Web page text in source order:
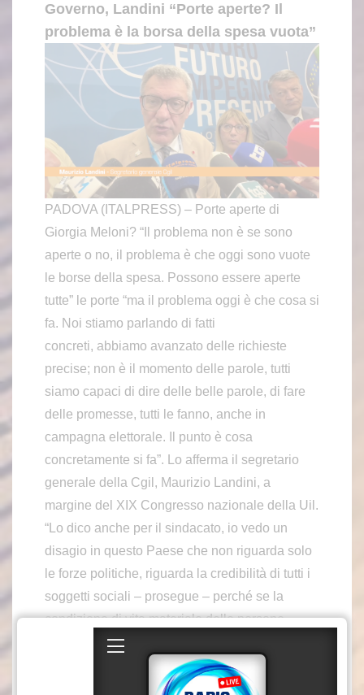
Governo, Landini “Porte aperte? Il
problema è la borsa della spesa vuota”
PADOVA (ITALPRESS) – Porte aperte di
Giorgia Meloni? “Il problema non è se sono
aperte o no, il problema è che oggi sono vuote
le borse della spesa. Possono essere aperte
tutte” le porte “ma il problema oggi è che cosa si
fa. Noi stiamo parlando di fatti
concreti, abbiamo avanzato delle richieste
precise; non è il momento delle parole, tutti
siamo capaci di dire delle belle parole, di fare
delle promesse, tutti le fanno, anche in
campagna elettorale. Il punto è cosa
concretamente si fa”. Lo afferma il segretario
generale della Cgil, Maurizio Landini, a
margine del XIX Congresso nazionale della Uil.
“Lo dico anche per il sindacato, io vedo un
disagio in questo Paese che non riguarda solo
le forze politiche, riguarda la credibilità di tutti i
soggetti sociali – prosegue – perché se la
condizione di vita materiale delle persone
peggiora, questi si sentono da soli e non sanno
dove sbattere la testa. Noi ci siamo assunti la
responsabilità, anche con le nostre diversità